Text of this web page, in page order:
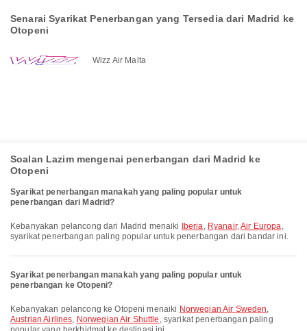
Senarai Syarikat Penerbangan yang Tersedia dari Madrid ke
Otopeni
Wizz Air Malta
Soalan Lazim mengenai penerbangan dari Madrid ke
Otopeni
Syarikat penerbangan manakah yang paling popular untuk
penerbangan dari Madrid?
Kebanyakan pelancong dari Madrid menaiki Iberia, Ryanair,Air Europa,
syarikat penerbangan paling popular untuk penerbangan dari bandar ini.
Syarikat penerbangan manakah yang paling popular untuk
penerbangan ke Otopeni?
Kebanyakan pelancong ke Otopeni menaiki Norwegian Air Sweden,
Austrian Airlines, Norwegian Air Shuttle , syarikat penerbangan paling